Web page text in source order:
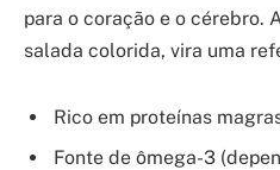
para o coração e o cérebro.
salada colorida, vira uma
Rico em proteínas
Fonte de ômega-3